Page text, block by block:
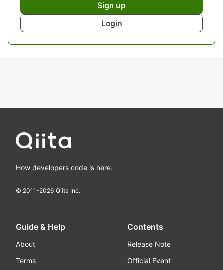
Sign up
Login
How developers code is here.
© 2011-2026 Qiita Inc.
Guide & Help
About
Terms
Contents
Release Note
Official Event